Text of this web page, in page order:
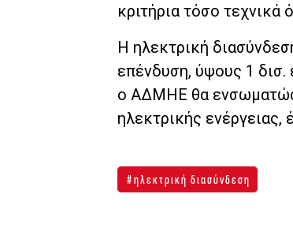
κριτήρια τόσο τεχνικά
Η ηλεκτρική
επένδυση, ύψους 1 δισ.
ο ΑΔΜΗΕ θα
ηλεκτρικής
ηλεκτρική διασύνδεση